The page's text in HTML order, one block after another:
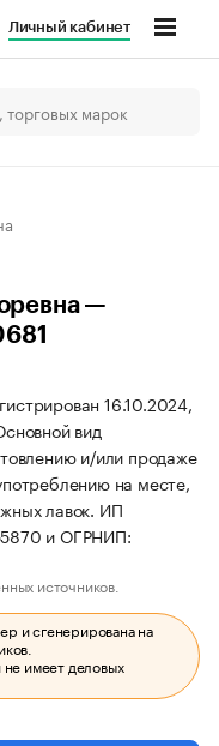
Личный кабинет
—
16.10.2024,
вид
и/или продаже
на месте,
лавок. ИП
и ОГРНИП:
источников.
и сгенерирована на
не имеет деловых